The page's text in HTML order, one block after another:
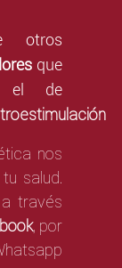
otros
que
el de
nos
salud.
través
, por